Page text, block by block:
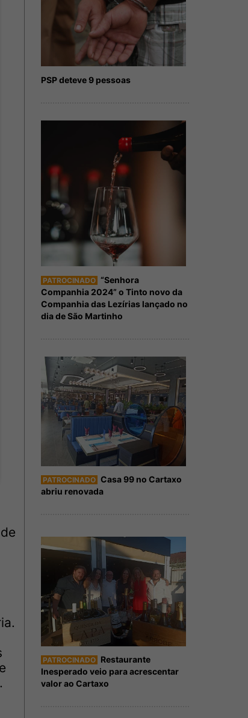
PSP deteve 9 pessoas
PATROCINADO “Senhora
Companhia 2024” o Tinto novo da
Companhia das Lezírias lançado no
dia de São Martinho
PATROCINADO Casa 99 no Cartaxo
abriu renovada
PATROCINADO Restaurante
Inesperado veio para acrescentar
valor ao Cartaxo